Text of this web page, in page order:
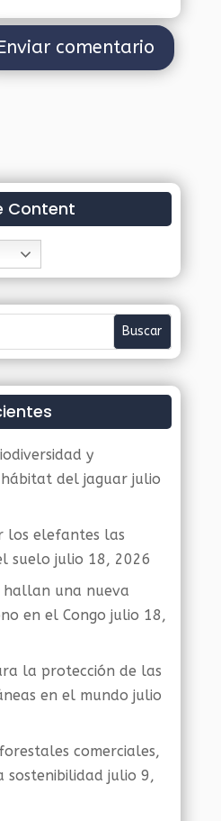
Content
y
del jaguar julio
los elefantes las
suelo julio 18, 2026
hallan una nueva
en el Congo julio 18,
la protección de las
en el mundo julio
comerciales,
sostenibilidad julio 9,